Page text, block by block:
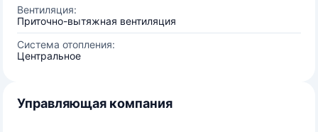
Вентиляция:
Приточно-вытяжная вентиляция
Система отопления:
Центральное
Управляющая компания